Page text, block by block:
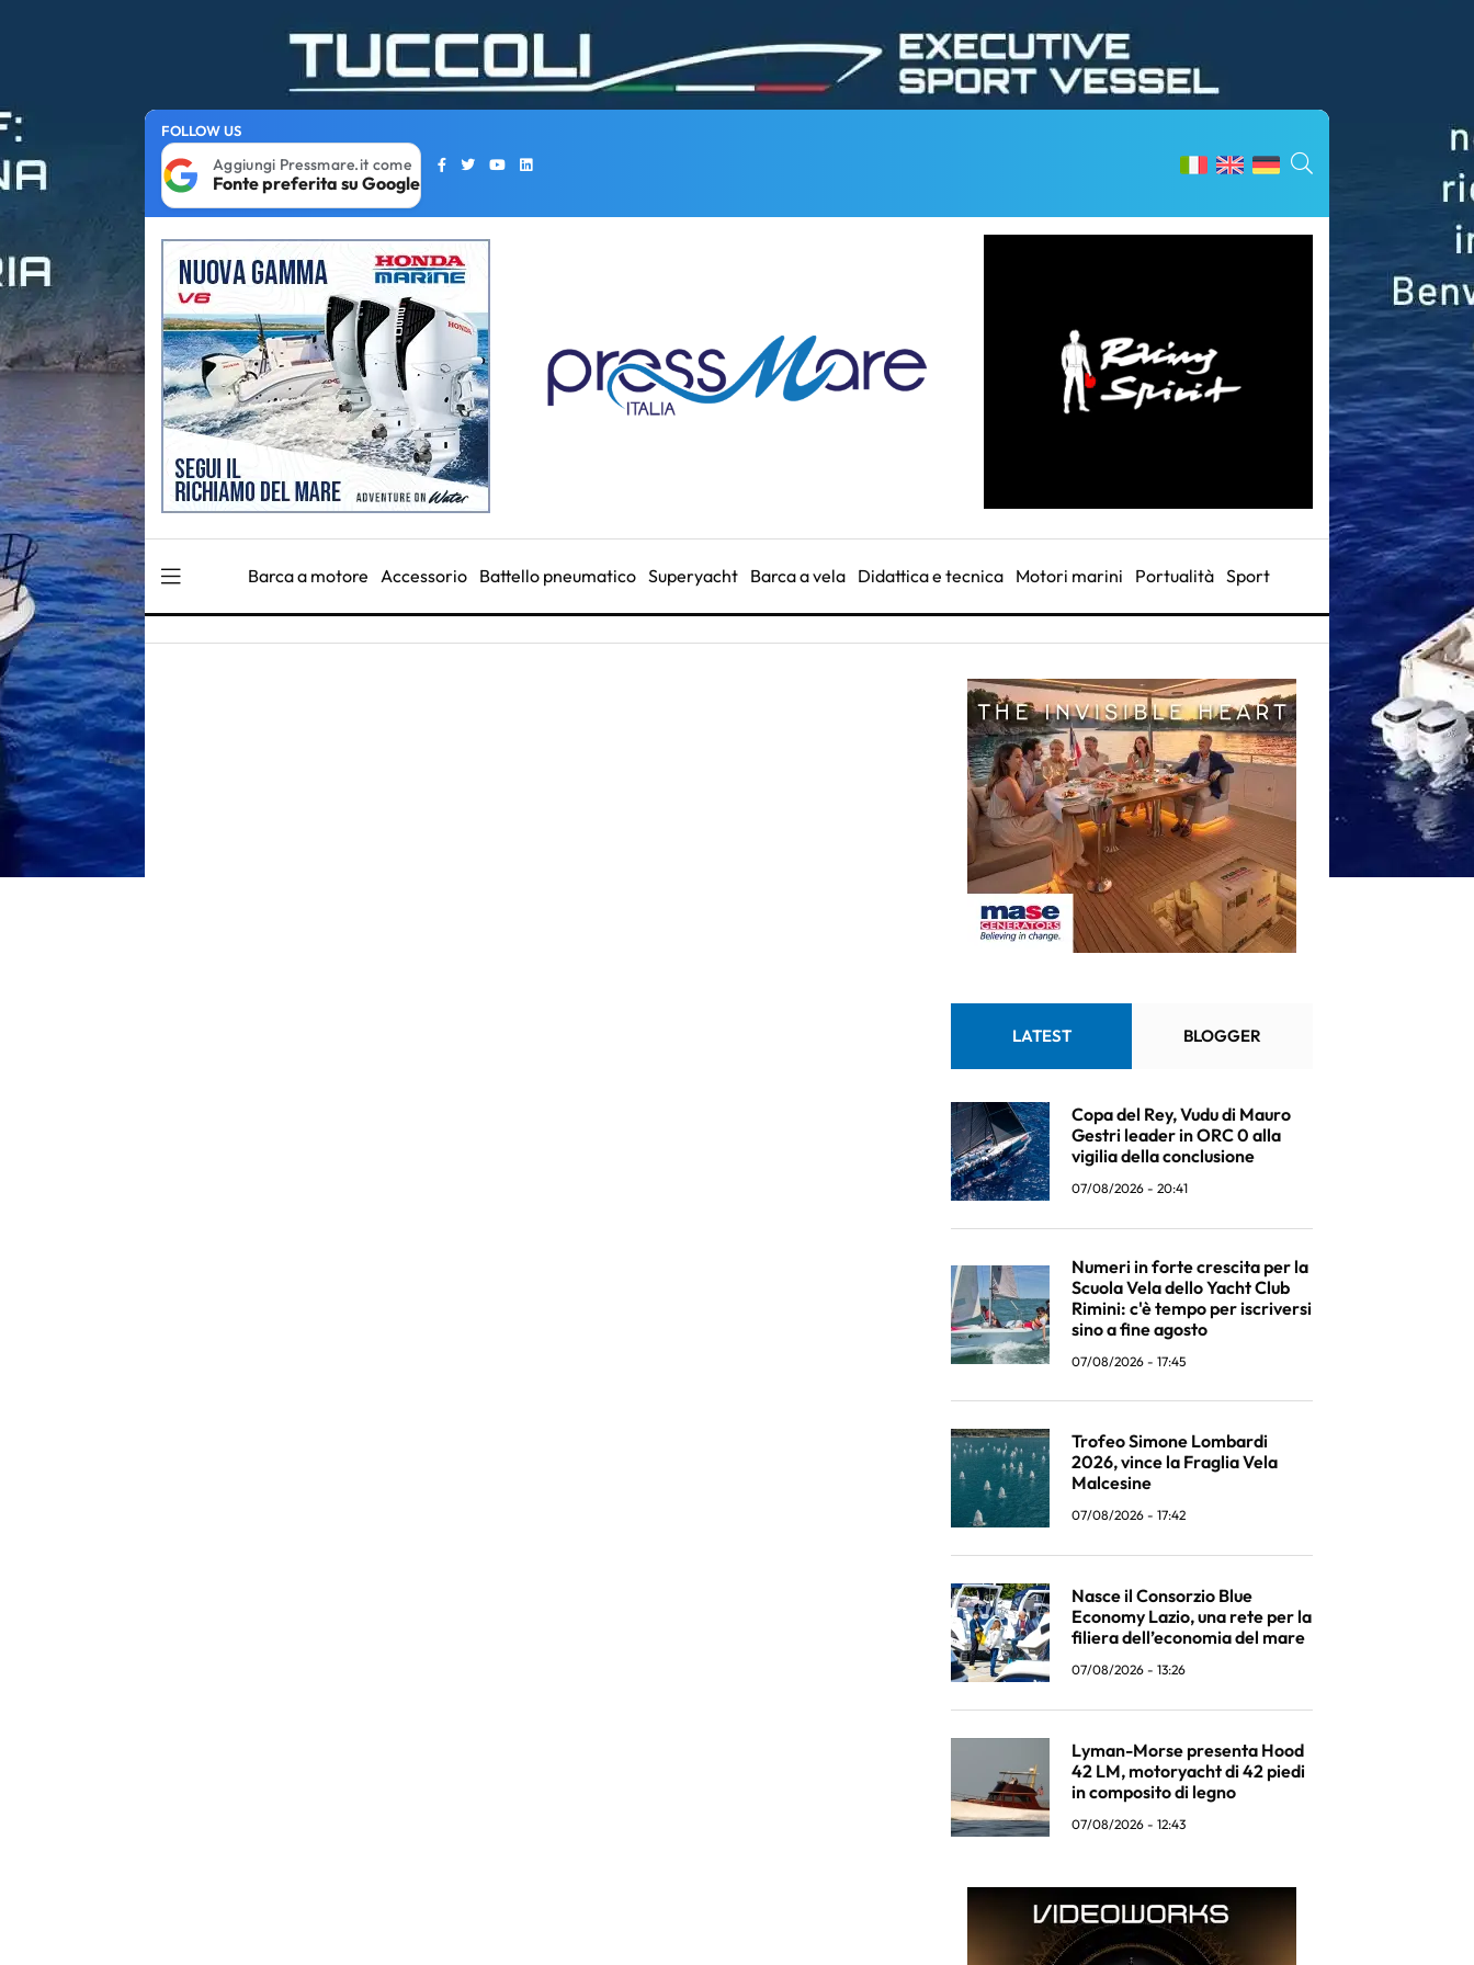
FOLLOW US
Aggiungi Pressmare.it come
Fonte preferita su Google
Barca a motore Accessorio Battello pneumatico Superyacht Barca a vela Didattica e tecnica Motori marini Portualità Sport
LATEST BLOGGER
Copa del Rey, Vudu di Mauro
Gestri leader in ORC 0 alla
vigilia della conclusione
07/08/2026 - 20:41
Numeri in forte crescita per la
Scuola Vela dello Yacht Club
Rimini: c'è tempo per iscriversi
sino a fine agosto
07/08/2026 - 17:45
Trofeo Simone Lombardi
2026, vince la Fraglia Vela
Malcesine
07/08/2026 - 17:42
Nasce il Consorzio Blue
Economy Lazio, una rete per la
filiera dell’economia del mare
07/08/2026 - 13:26
Lyman-Morse presenta Hood
42 LM, motoryacht di 42 piedi
in composito di legno
07/08/2026 - 12:43